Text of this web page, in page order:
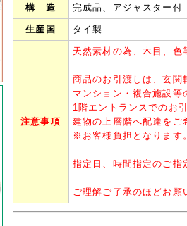
構 造 完成品、アジャスター付
生産国 タイ製
注意事項
天然素材の為、木目、
商品のお引渡しは、玄関
マンション・複合施設
1階エントランスでのお
建物の上層階へ配達をご
※ お客様負担となります
指定日、時間指定のご指
ご理解ご了承のほどお願